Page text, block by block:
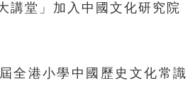
講堂」加入中國文化研究院
全港小學中國歷史文化常識